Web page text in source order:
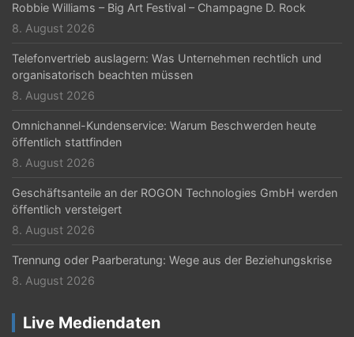
Robbie Williams – Big Art Festival – Champagne D. Rock
8. August 2026
Telefonvertrieb auslagern: Was Unternehmen rechtlich und
organisatorisch beachten müssen
8. August 2026
Omnichannel-Kundenservice: Warum Beschwerden heute
öffentlich stattfinden
8. August 2026
Geschäftsanteile an der ROGON Technologies GmbH werden
öffentlich versteigert
8. August 2026
Trennung oder Paarberatung: Wege aus der Beziehungskrise
8. August 2026
Live Mediendaten